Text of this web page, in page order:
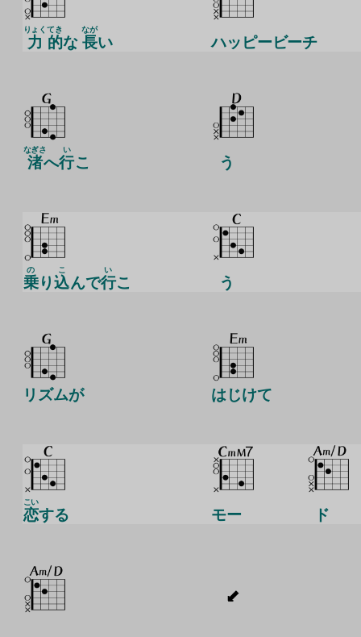
力
りょく
的
てき
な 長
なが
い ハッピービーチ
渚
なぎさ
へ行
い
こ う
乗
の
り込
こ
んで行
い
こ う
リズムが はじけて
恋
こい
する モー ド